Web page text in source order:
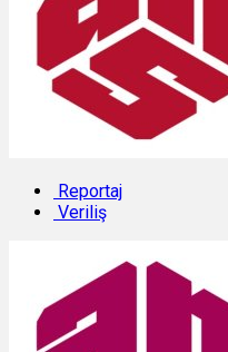
Reportaj
Veriliş